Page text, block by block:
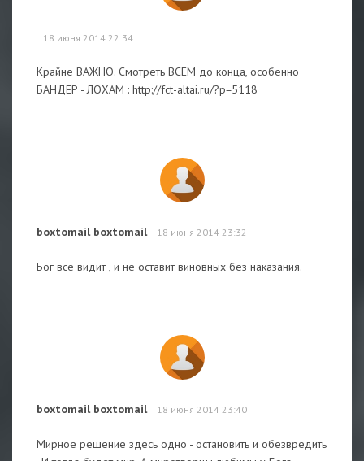
18 июня 2014 22:34
Крайне ВАЖНО. Смотреть ВСЕМ до конца, особенно
БАНДЕР - ЛОХАМ : http://fct-altai.ru/?p=5118
boxtomail boxtomail 18 июня 2014 23:32
Бог все видит , и не оставит виновных без наказания.
boxtomail boxtomail 18 июня 2014 23:40
Мирное решение здесь одно - остановить и обезвредить